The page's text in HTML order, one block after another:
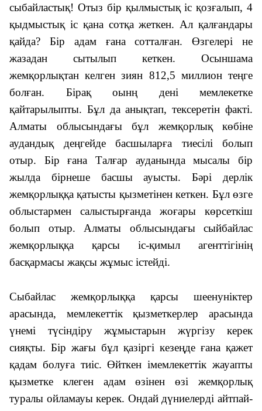
сыбайластық! Отыз бір қылмыстық іс қозғалып, 4
қыдмыстық іс қана сотқа жеткен. Ал қалғандары
қайда? Бір адам ғана сотталған. Өзгелері не
жазадан сытылып кеткен. Осыншама
жемқорлықтан келген зиян 812,5 миллион теңге
болған. Бірақ оынң дені мемлекетке
қайтарылыпты. Бұл да анықтап, тексеретін факті.
Алматы облысындағы бұл жемқорлық көбіне
аудандық деңгейде басшыларға тиесілі болып
отыр. Бір ғана Талғар ауданында мысалы бір
жылда бірнеше басшы ауысты. Бәрі дерлік
жемқорлыққа қатысты қызметінен кеткен. Бұл өзге
облыстармен салыстырғанда жоғары көрсеткіш
болып отыр. Алматы облысындағы сыйбайлас
жемқорлыққа қарсы іс-қимыл агенттігінің
басқармасы жақсы жұмыс істейді.
Сыбайлас жемқорлыққа қарсы шеенуніктер
арасында, мемлекеттік қызметкерлер арасында
үнемі түсіндіру жұмыстарын жүргізу керек
сияқты. Бір жағы бұл қазіргі кезеңде ғана қажет
қадам болуға тиіс. Өйткен імемлекеттік жауапты
қызметке клеген адам өзінен өзі жемқорлық
туралы ойламауы керек. Ондай дүниелерді айтпай-